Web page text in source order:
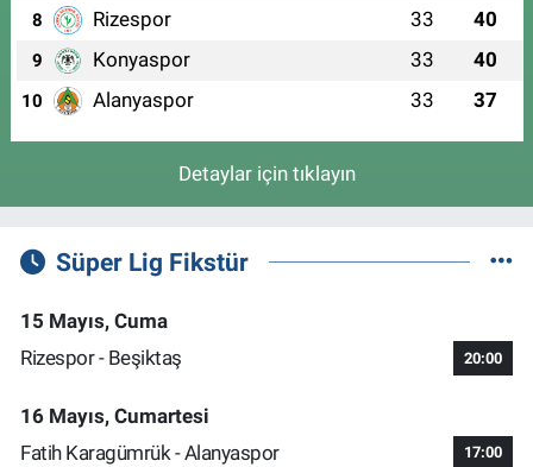
8 Rizespor 33 40
9 Konyaspor 33 40
10 Alanyaspor 33 37
Detaylar için tıklayın
Süper Lig Fikstür
15 Mayıs, Cuma
Rizespor - Beşiktaş
20:00
16 Mayıs, Cumartesi
Fatih Karagümrük - Alanyaspor
17:00